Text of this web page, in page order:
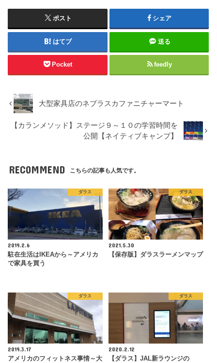
ポスト シェア
はてブ 送る
Pocket feedly
大型家具店のネブラスカファニチャーマート
【カランメソッド】ステージ９～１０の学習時間を
公開【ネイティブキャンプ】
RECOMMEND こちらの記事も人気です。
ダラス
2019.2.6
駐在生活はIKEAから～アメリカ
で家具を買う
ダラス
2021.5.30
【保存版】ダラスラーメンマップ
ダラス
2019.3.17
アメリカのフィットネス事情～大
ダラス
2020.2.12
【ダラス】JAL新ラウンジの